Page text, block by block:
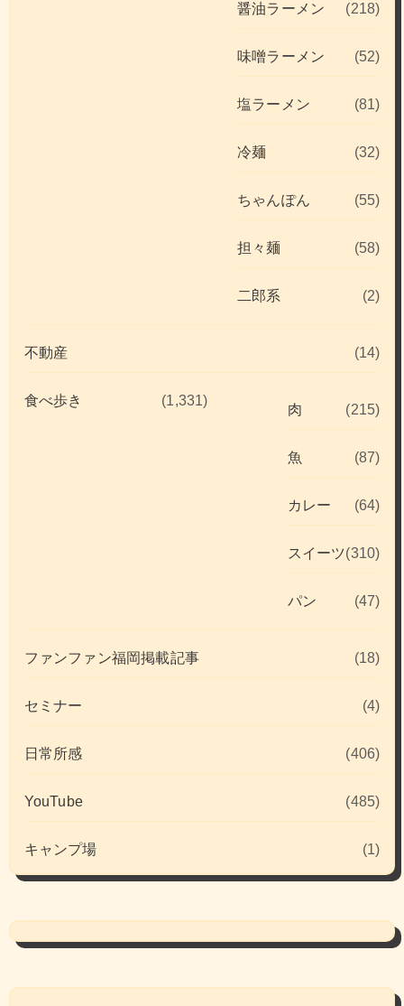
醤油ラーメン (218)
味噌ラーメン (52)
塩ラーメン (81)
冷麺 (32)
ちゃんぽん (55)
担々麺 (58)
二郎系 (2)
不動産 (14)
食べ歩き (1,331)
肉 (215)
魚 (87)
カレー (64)
スイーツ(310)
パン (47)
ファンファン福岡掲載記事 (18)
セミナー (4)
日常所感 (406)
YouTube (485)
キャンプ場 (1)